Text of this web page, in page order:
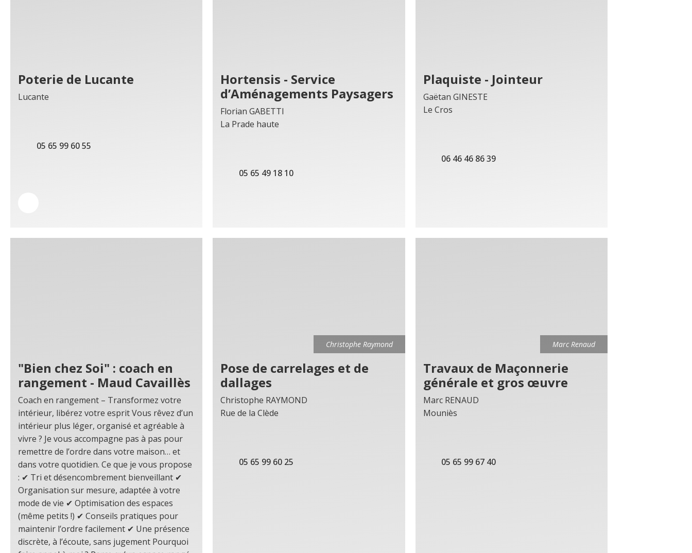
Poterie de Lucante
Lucante
05 65 99 60 55
Hortensis - Service
d’Aménagements Paysagers
Florian GABETTI
La Prade haute
05 65 49 18 10
Plaquiste - Jointeur
Gaëtan GINESTE
Le Cros
06 46 46 86 39
"Bien chez Soi" : coach en
rangement - Maud Cavaillès
Coach en rangement – Transformez votre
intérieur, libérez votre esprit Vous rêvez d’un
intérieur plus léger, organisé et agréable à
vivre ? Je vous accompagne pas à pas pour
remettre de l’ordre dans votre maison… et
dans votre quotidien. Ce que je vous propose
: ✔ Tri et désencombrement bienveillant ✔
Organisation sur mesure, adaptée à votre
mode de vie ✔ Optimisation des espaces
(même petits !) ✔ Conseils pratiques pour
maintenir l’ordre facilement ✔ Une présence
discrète, à l’écoute, sans jugement Pourquoi
Christophe Raymond
Pose de carrelages et de
dallages
Christophe RAYMOND
Rue de la Clède
05 65 99 60 25
Marc Renaud
Travaux de Maçonnerie
générale et gros œuvre
Marc RENAUD
Mouniès
05 65 99 67 40